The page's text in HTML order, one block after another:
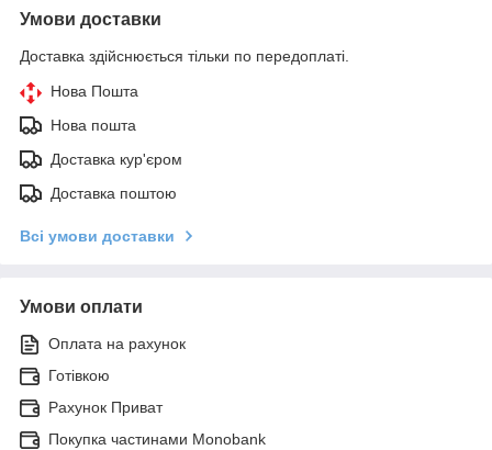
Умови доставки
Доставка здійснюється тільки по передоплаті.
Нова Пошта
Нова пошта
Доставка кур'єром
Доставка поштою
Всі умови доставки
Умови оплати
Оплата на рахунок
Готівкою
Рахунок Приват
Покупка частинами Monobank